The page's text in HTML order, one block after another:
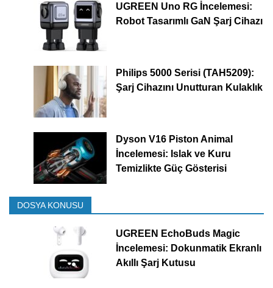
UGREEN Uno RG İncelemesi:
Robot Tasarımlı GaN Şarj Cihazı
Philips 5000 Serisi (TAH5209):
Şarj Cihazını Unutturan Kulaklık
Dyson V16 Piston Animal
İncelemesi: Islak ve Kuru
Temizlikte Güç Gösterisi
DOSYA KONUSU
UGREEN EchoBuds Magic
İncelemesi: Dokunmatik Ekranlı
Akıllı Şarj Kutusu